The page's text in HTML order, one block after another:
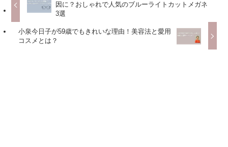
因に？おしゃれで人気のブルーライトカットメガネ
3選
小泉今日子が59歳でもきれいな理由！美容法と愛用
コスメとは？